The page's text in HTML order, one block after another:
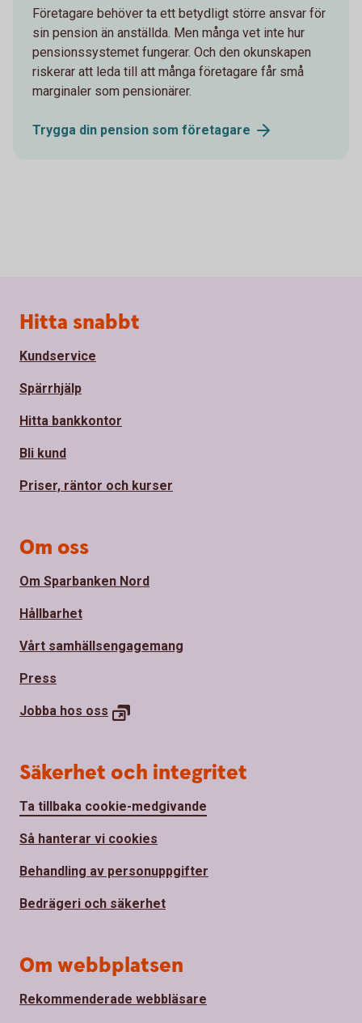
Företagare behöver ta ett betydligt större ansvar för
sin pension än anställda. Men många vet inte hur
pensionssystemet fungerar. Och den okunskapen
riskerar att leda till att många företagare får små
marginaler som pensionärer.
Trygga din pension som företagare
Sidfot
Hitta snabbt
Kundservice
Spärrhjälp
Hitta bankkontor
Bli kund
Priser, räntor och kurser
Om oss
Om Sparbanken Nord
Hållbarhet
Vårt samhällsengagemang
Press
Jobba hos oss
Säkerhet och integritet
Ta tillbaka cookie-medgivande
Så hanterar vi cookies
Behandling av personuppgifter
Bedrägeri och säkerhet
Om webbplatsen
Rekommenderade webbläsare